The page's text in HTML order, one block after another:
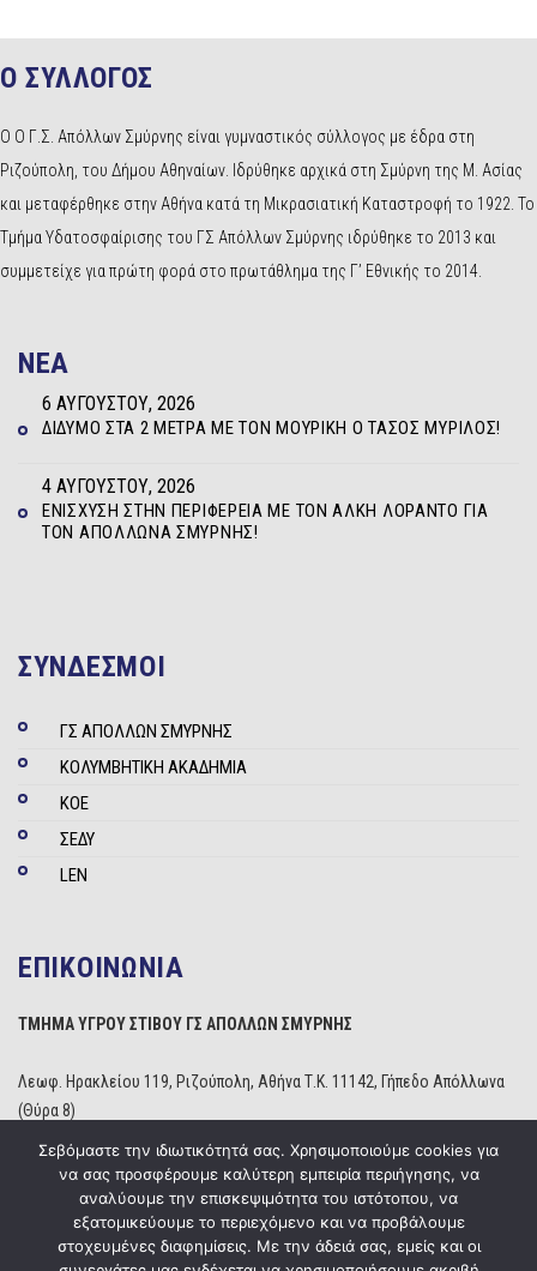
Ο ΣΥΛΛΟΓΟΣ
Ο Ο Γ.Σ. Απόλλων Σμύρνης είναι γυμναστικός σύλλογος με έδρα στη
Ριζούπολη, του Δήμου Αθηναίων. Ιδρύθηκε αρχικά στη Σμύρνη της Μ. Ασίας
και μεταφέρθηκε στην Αθήνα κατά τη Μικρασιατική Καταστροφή το 1922. Το
Τμήμα Υδατοσφαίρισης του ΓΣ Απόλλων Σμύρνης ιδρύθηκε το 2013 και
συμμετείχε για πρώτη φορά στο πρωτάθλημα της Γ’ Εθνικής το 2014.
NEA
ΔΊΔΥΜΟ ΣΤΑ 2 ΜΈΤΡΑ ΜΕ ΤΟΝ ΜΟΥΡΊΚΗ Ο ΤΆΣΟΣ ΜΥΡΊΛΟΣ!
6 ΑΥΓΟΎΣΤΟΥ, 2026
ΕΝΊΣΧΥΣΗ ΣΤΗΝ ΠΕΡΙΦΈΡΕΙΑ ΜΕ ΤΟΝ ΆΛΚΗ ΛΟΡΆΝΤΟ ΓΙΑ
ΤΟΝ ΑΠΌΛΛΩΝΑ ΣΜΎΡΝΗΣ!
4 ΑΥΓΟΎΣΤΟΥ, 2026
ΣΥΝΔΕΣΜΟΙ
ΓΣ ΑΠΟΛΛΩΝ ΣΜΥΡΝΗΣ
ΚΟΛΥΜΒΗΤΙΚΗ ΑΚΑΔΗΜΙΑ
ΚΟΕ
ΣΕΔΥ
LEN
ΕΠΙΚΟΙΝΩΝΙΑ
ΤΜΗΜΑ ΥΓΡΟΥ ΣΤΙΒΟΥ ΓΣ ΑΠΟΛΛΩΝ ΣΜΥΡΝΗΣ
Λεωφ. Ηρακλείου 119, Ριζούπολη, Αθήνα Τ.Κ. 11142, Γήπεδο Απόλλωνα
(Θύρα 8)
Email:info@apollonwaterpolo.gr
www.apollonwaterpolo.gr
Σεβόμαστε την ιδιωτικότητά σας. Χρησιμοποιούμε cookies για
να σας προσφέρουμε καλύτερη εμπειρία περιήγησης, να
αναλύουμε την επισκεψιμότητα του ιστότοπου, να
εξατομικεύουμε το περιεχόμενο και να προβάλουμε
στοχευμένες διαφημίσεις. Με την άδειά σας, εμείς και οι